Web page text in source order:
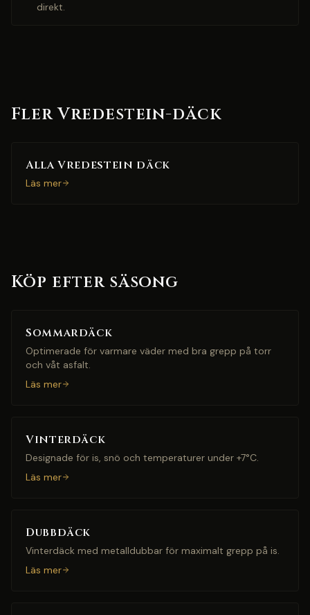
direkt.
Fler Vredestein-däck
Alla Vredestein däck
Läs mer
Köp efter säsong
Sommardäck
Optimerade för varmare väder med bra grepp på torr
och våt asfalt.
Läs mer
Vinterdäck
Designade för is, snö och temperaturer under +7°C.
Läs mer
Dubbdäck
Vinterdäck med metalldubbar för maximalt grepp på is.
Läs mer